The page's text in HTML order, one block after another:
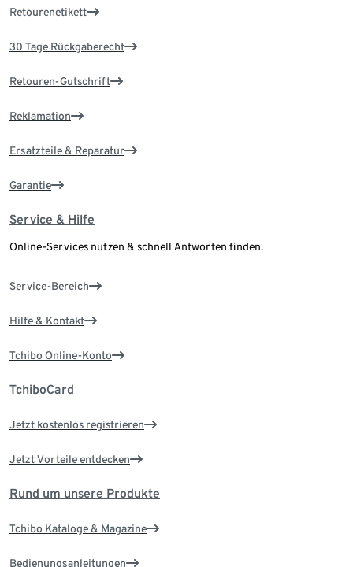
Retourenetikett
30 Tage Rückgaberecht
Retouren-Gutschrift
Reklamation
Ersatzteile & Reparatur
Garantie
Service & Hilfe
Online-Services nutzen & schnell Antworten finden.
Service-Bereich
Hilfe & Kontakt
Tchibo Online-Konto
TchiboCard
Jetzt kostenlos registrieren
Jetzt Vorteile entdecken
Rund um unsere Produkte
Tchibo Kataloge & Magazine
Bedienungsanleitungen